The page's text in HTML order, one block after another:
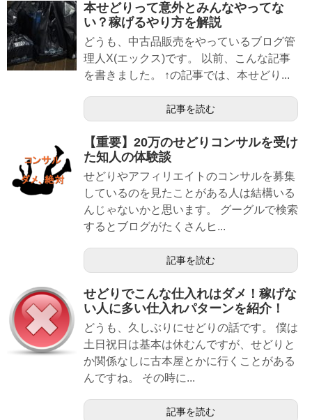
本せどりって意外とみんなやってな
い？稼げるやり方を解説
どうも、中古品販売をやっているブログ管
理人X(エックス)です。 以前、こんな記事
を書きました。 ↑の記事では、本せどり...
記事を読む
【重要】20万のせどりコンサルを受け
た知人の体験談
せどりやアフィリエイトのコンサルを募集
しているのを見たことがある人は結構いる
んじゃないかと思います。 グーグルで検索
するとブログがたくさんヒ...
記事を読む
せどりでこんな仕入れはダメ！稼げな
い人に多い仕入れパターンを紹介！
どうも、久しぶりにせどりの話です。 僕は
土日祝日は基本は休むんですが、せどりと
か関係なしに古本屋とかに行くことがある
んですね。 その時に...
記事を読む